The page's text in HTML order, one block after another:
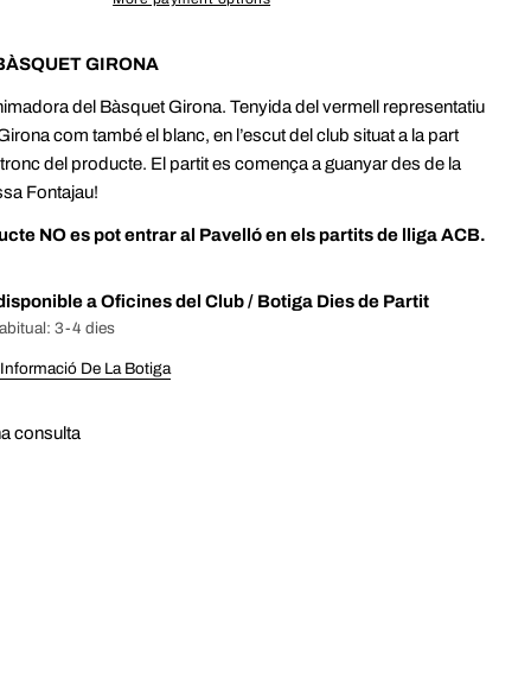
GIRONA
del Bàsquet Girona. Tenyida del vermell representatiu
com també el blanc, en l’escut del club situat a la part
del producte. El partit es comença a guanyar des de la
Fontajau!
NO es pot entrar al Pavelló en els partits de lliga ACB.
aOficines del Club / Botiga Dies de Partit
3-4 dies
De La Botiga
Comparteix
a
a
(twitter)
a
consulta
teu
missatge